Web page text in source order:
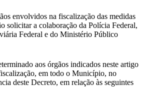
envolvidos na fiscalização das medidas
solicitar a colaboração da Polícia Federal,
Federal e do Ministério Público
aos órgãos indicados neste artigo
em todo o Município, no
deste Decreto, em relação às seguintes